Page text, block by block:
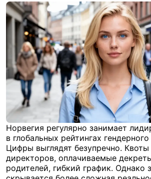
Норвегия регулярно занимает
в глобальных рейтингах
Цифры выглядят безупречно. Квоты
директоров, оплачиваемые
родителей, гибкий график. Однако